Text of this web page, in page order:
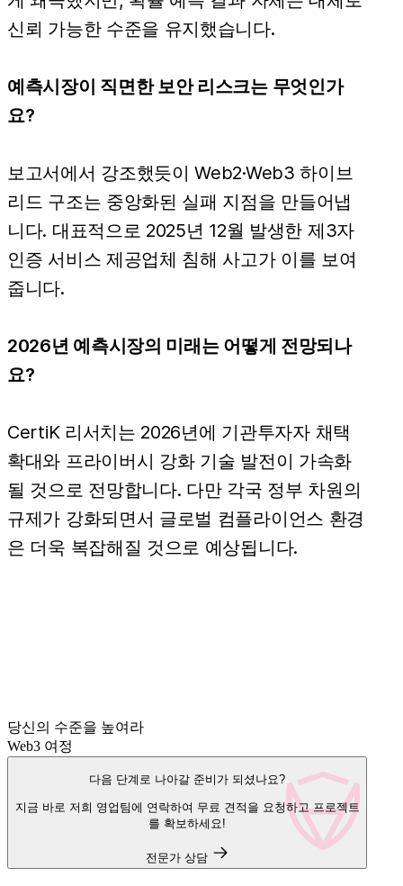
신뢰 가능한 수준을 유지했습니다.
예측시장이 직면한 보안 리스크는 무엇인가
요?
보고서에서 강조했듯이 Web2·Web3 하이브
리드 구조는 중앙화된 실패 지점을 만들어냅
니다. 대표적으로 2025년 12월 발생한 제3자
인증 서비스 제공업체 침해 사고가 이를 보여
줍니다.
2026년 예측시장의 미래는 어떻게 전망되나
요?
CertiK 리서치는 2026년에 기관투자자 채택
확대와 프라이버시 강화 기술 발전이 가속화
될 것으로 전망합니다. 다만 각국 정부 차원의
규제가 강화되면서 글로벌 컴플라이언스 환경
은 더욱 복잡해질 것으로 예상됩니다.
당신의 수준을 높여라
Web3 여정
다음 단계로 나아갈 준비가 되셨나요?
지금 바로 저희 영업팀에 연락하여 무료 견적을 요청하고 프로젝트
를 확보하세요!
전문가 상담